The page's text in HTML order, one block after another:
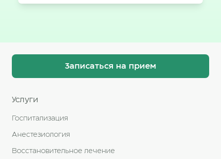
Услуги
Госпитализация
Анестезиология
Восстановительное лечение
Записаться на прием